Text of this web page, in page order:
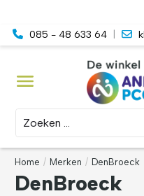
085 - 48 633 64
Zoeken
Home / Merken / DenBroeck
DenBroeck